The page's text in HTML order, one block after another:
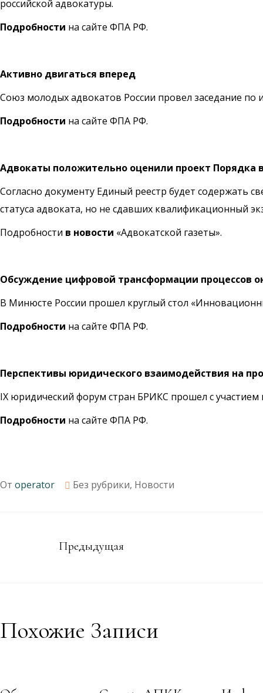
российской адвокатуры.
Подробности на сайте ФПА РФ.
Активно двигаться вперед
Союз молодых адвокатов России провел заседание по
Подробности на сайте ФПА РФ.
Адвокаты положительно оценили проект Порядка
Согласно документу Единый реестр будет содержать
статуса адвоката, но не сдавших квалификационный
Подробности в новости «Адвокатской газеты».
Обсуждение цифровой трансформации процессов
В Минюсте России прошел круглый стол
Подробности на сайте ФПА РФ.
Перспективы юридического взаимодействия на
IX юридический форум стран БРИКС прошел с
Подробности на сайте ФПА РФ.
От operator Без рубрики, Новости
Предыдущая
Похожие Записи